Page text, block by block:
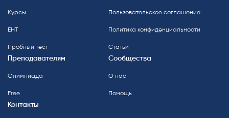
Курсы
ЕНТ
Пробный тест
Пользовательское соглашение
Политика конфиденциальности
Статьи
Преподавателям
Олимпиада
Free
Сообщества
О нас
Помощь
Контакты